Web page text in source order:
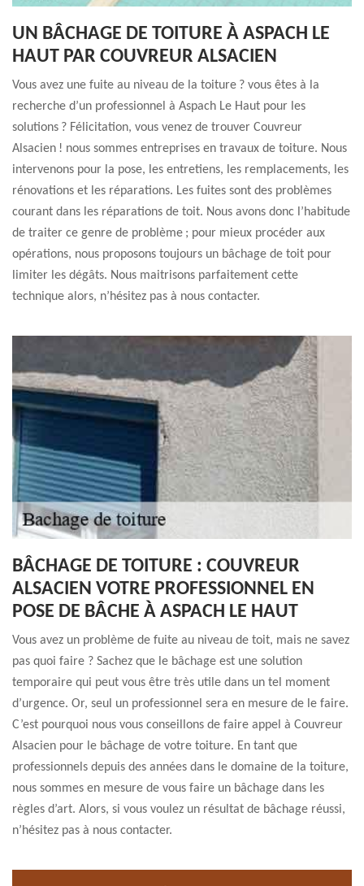
UN BÂCHAGE DE TOITURE À ASPACH LE
HAUT PAR COUVREUR ALSACIEN
Vous avez une fuite au niveau de la toiture ? vous êtes à la
recherche d’un professionnel à Aspach Le Haut pour les
solutions ? Félicitation, vous venez de trouver Couvreur
Alsacien ! nous sommes entreprises en travaux de toiture. Nous
intervenons pour la pose, les entretiens, les remplacements, les
rénovations et les réparations. Les fuites sont des problèmes
courant dans les réparations de toit. Nous avons donc l’habitude
de traiter ce genre de problème ; pour mieux procéder aux
opérations, nous proposons toujours un bâchage de toit pour
limiter les dégâts. Nous maitrisons parfaitement cette
technique alors, n’hésitez pas à nous contacter.
BÂCHAGE DE TOITURE : COUVREUR
ALSACIEN VOTRE PROFESSIONNEL EN
POSE DE BÂCHE À ASPACH LE HAUT
Vous avez un problème de fuite au niveau de toit, mais ne savez
pas quoi faire ? Sachez que le bâchage est une solution
temporaire qui peut vous être très utile dans un tel moment
d’urgence. Or, seul un professionnel sera en mesure de le faire.
C’est pourquoi nous vous conseillons de faire appel à Couvreur
Alsacien pour le bâchage de votre toiture. En tant que
professionnels depuis des années dans le domaine de la toiture,
nous sommes en mesure de vous faire un bâchage dans les
règles d’art. Alors, si vous voulez un résultat de bâchage réussi,
n’hésitez pas à nous contacter.